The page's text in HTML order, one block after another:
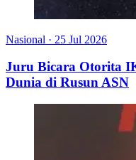
Nasional · 25 Jul 2026
Juru Bicara Otorita
Dunia di Rusun ASN